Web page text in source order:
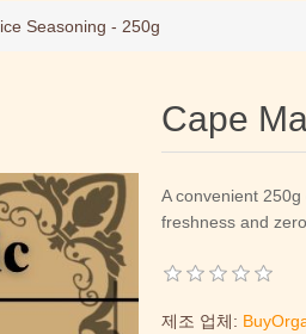
Seasoning - 250g
Cape
A convenient
freshness and
제조 업체: